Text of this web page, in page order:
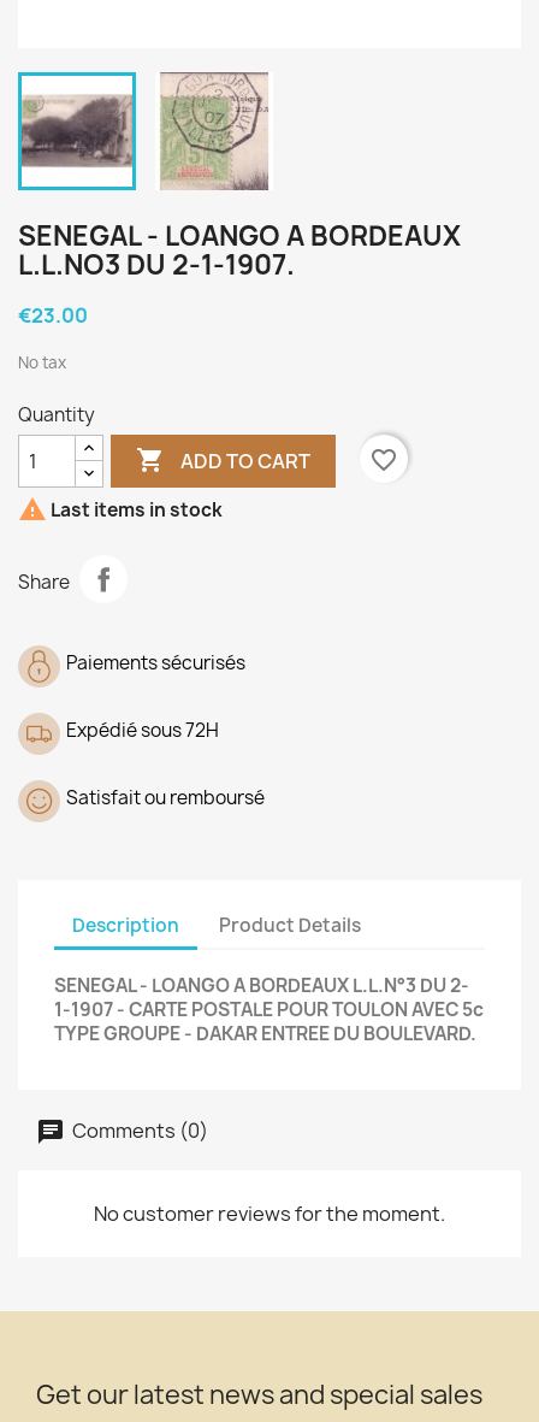
SENEGAL - LOANGO A BORDEAUX
L.L.NO3 DU 2-1-1907.
€23.00
No tax
Quantity
 ADD TO CART
favorite_border
 Last items in stock
Share
Paiements sécurisés
Expédié sous 72H
Satisfait ou remboursé
Description Product Details
SENEGAL - LOANGO A BORDEAUX L.L.N°3 DU 2-
1-1907 - CARTE POSTALE POUR TOULON AVEC 5c
TYPE GROUPE - DAKAR ENTREE DU BOULEVARD.
Comments (0)
No customer reviews for the moment.
Get our latest news and special sales